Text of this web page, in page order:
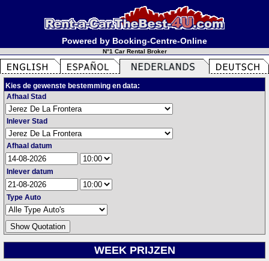
Powered by Booking-Centre-Online
N°1 Car Rental Broker
Kies de gewenste bestemming en data:
Afhaal Stad
Inlever Stad
Afhaal datum
Inlever datum
Type Auto
WEEK PRIJZEN